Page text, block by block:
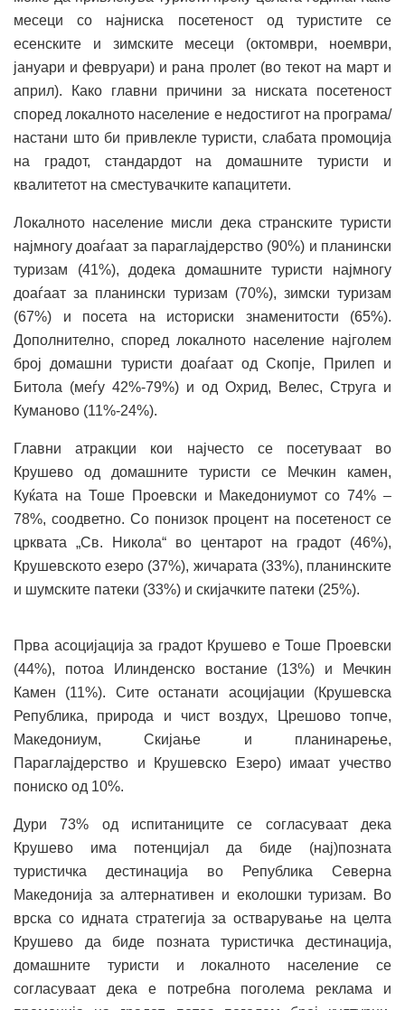
месеци со најниска посетеност од туристите се
есенските и зимските месеци (октомври, ноември,
јануари и февруари) и рана пролет (во текот на март и
април). Како главни причини за ниската посетеност
според локалното население е недостигот на програма/
настани што би привлекле туристи, слабата промоција
на градот, стандардот на домашните туристи и
квалитетот на сместувачките капацитети.
Локалното население мисли дека странските туристи
најмногу доаѓаат за параглајдерство (90%) и планински
туризам (41%), додека домашните туристи најмногу
доаѓаат за планински туризам (70%), зимски туризам
(67%) и посета на историски знаменитости (65%).
Дополнително, според локалното население најголем
број домашни туристи доаѓаат од Скопје, Прилеп и
Битола (меѓу 42%-79%) и од Охрид, Велес, Струга и
Куманово (11%-24%).
Главни атракции кои најчесто се посетуваат во
Крушево од домашните туристи се Мечкин камен,
Куќата на Тоше Проевски и Македониумот со 74% –
78%, соодветно. Со понизок процент на посетеност се
црквата „Св. Никола“ во центарот на градот (46%),
Крушевското езеро (37%), жичарата (33%), планинските
и шумските патеки (33%) и скијачките патеки (25%).
Прва асоцијација за градот Крушево е Тоше Проевски
(44%), потоа Илинденско востание (13%) и Мечкин
Камен (11%). Сите останати асоцијации (Крушевска
Република, природа и чист воздух, Црешово топче,
Македониум, Скијање и планинарење,
Параглајдерство и Крушевско Езеро) имаат учество
пониско од 10%.
Дури 73% од испитаниците се согласуваат дека
Крушево има потенцијал да биде (нај)позната
туристичка дестинација во Република Северна
Македонија за алтернативен и еколошки туризам. Во
врска со идната стратегија за остварување на целта
Крушево да биде позната туристичка дестинација,
домашните туристи и локалното население се
согласуваат дека е потребна поголема реклама и